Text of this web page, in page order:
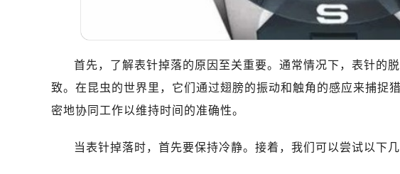
温州市鹿城区锦绣路1067号置信广场10层1015室（
哈尔滨市道里区友谊西路600号富力中心T2座写字楼
佛山市禅城区季华五路57号万科金融中心C座12层
东莞市东城街道鸿福东路1号民盈国贸中心T1写字楼
无锡市梁溪区人民中路139号恒隆广场写字楼1座11层
苏州市苏州工业园区星港街199号苏州中心办公楼C座
首先，了解表针掉落的原因至关重要。通常情况下，表针的
致。在昆虫的世界里，它们通过翅膀的振动和触角的感应来捕捉
密地协同工作以维持时间的准确性。
当表针掉落时，首先要保持冷静。接着，我们可以尝试以下几